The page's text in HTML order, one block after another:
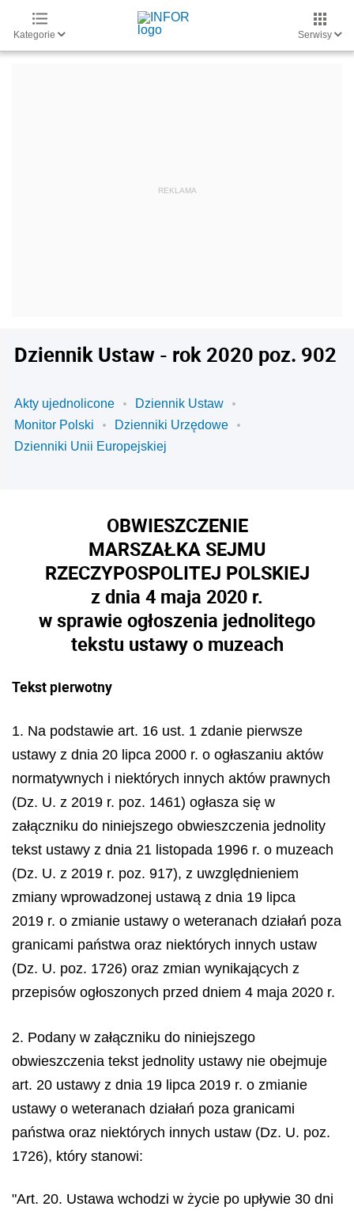
Kategorie Serwisy
Dziennik Ustaw - rok 2020 poz. 902
Akty ujednolicone
Dziennik Ustaw
Monitor Polski
Dzienniki Urzędowe
Dzienniki Unii Europejskiej
OBWIESZCZENIE
MARSZAŁKA SEJMU
RZECZYPOSPOLITEJ POLSKIEJ
z dnia 4 maja 2020 r.
w sprawie ogłoszenia jednolitego
tekstu ustawy o muzeach
Tekst pierwotny
1. Na podstawie art. 16 ust. 1 zdanie pierwsze
ustawy z dnia 20 lipca 2000 r. o ogłaszaniu aktów
normatywnych i niektórych innych aktów prawnych
(Dz. U. z 2019 r. poz. 1461) ogłasza się w
załączniku do niniejszego obwieszczenia jednolity
tekst ustawy z dnia 21 listopada 1996 r. o muzeach
(Dz. U. z 2019 r. poz. 917), z uwzględnieniem
zmiany wprowadzonej ustawą z dnia 19 lipca
2019 r. o zmianie ustawy o weteranach działań poza
granicami państwa oraz niektórych innych ustaw
(Dz. U. poz. 1726) oraz zmian wynikających z
przepisów ogłoszonych przed dniem 4 maja 2020 r.
2. Podany w załączniku do niniejszego
obwieszczenia tekst jednolity ustawy nie obejmuje
art. 20 ustawy z dnia 19 lipca 2019 r. o zmianie
ustawy o weteranach działań poza granicami
państwa oraz niektórych innych ustaw (Dz. U. poz.
1726), który stanowi:
"Art. 20. Ustawa wchodzi w życie po upływie 30 dni